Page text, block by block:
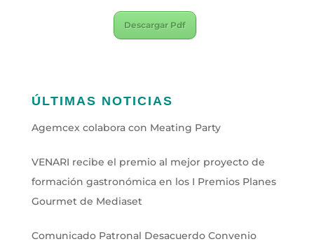
Descargar Pdf
ÚLTIMAS NOTICIAS
Agemcex colabora con Meating Party
VENARI recibe el premio al mejor proyecto de
formación gastronómica en los I Premios Planes
Gourmet de Mediaset
Comunicado Patronal Desacuerdo Convenio